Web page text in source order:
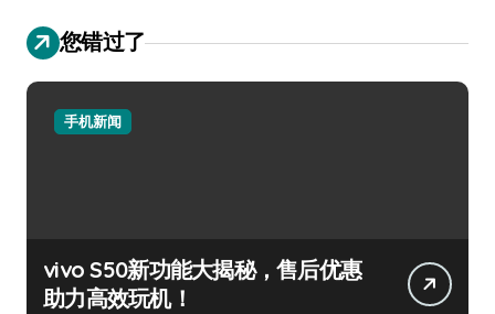
您错过了
手机新闻
vivo S50新功能大揭秘，售后优惠
助力高效玩机！